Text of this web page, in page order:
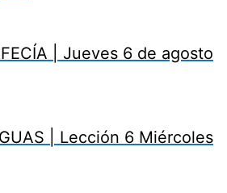
| Jueves 6 de agosto
| Lección 6 Miércoles